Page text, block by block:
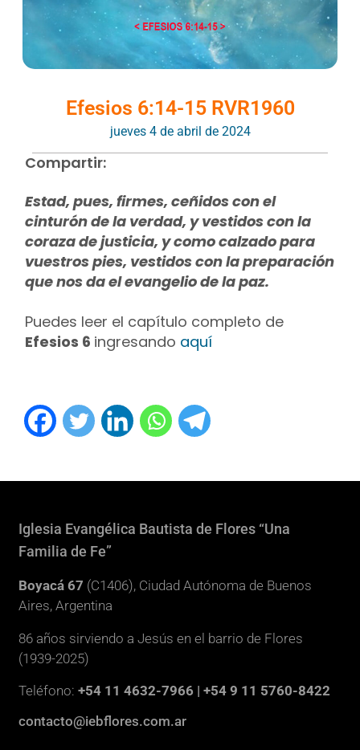
Efesios 6:14-15 RVR1960
jueves 4 de abril de 2024
Compartir:
Estad, pues, firmes, ceñidos con el
cinturón de la verdad, y vestidos con la
coraza de justicia, y como calzado para
vuestros pies, vestidos con la preparación
que nos da el evangelio de la paz.
Puedes leer el capítulo completo de
Efesios 6 ingresando aquí
Iglesia Evangélica Bautista de Flores “Una
Familia de Fe”
Boyacá 67 (C1406), Ciudad Autónoma de Buenos
Aires, Argentina
86 años sirviendo a Jesús en el barrio de Flores
(1939-2025)
Teléfono:+54 11 4632-7966 | +54 9 11 5760-8422
contacto@iebflores.com.ar